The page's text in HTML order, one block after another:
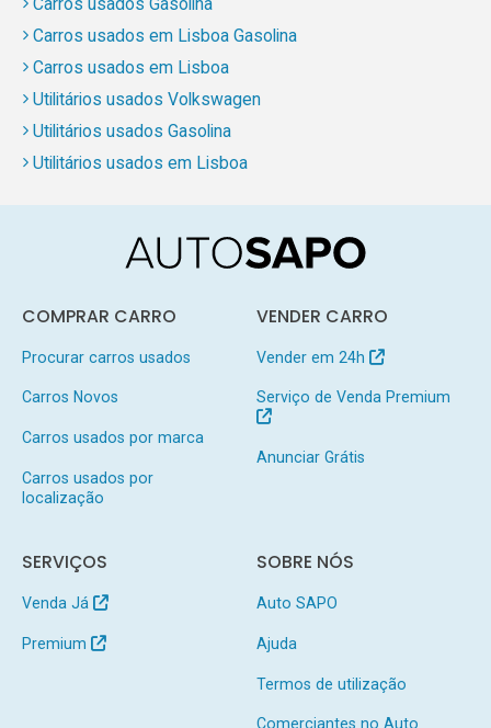
Carros usados em Lisboa Gasolina
Carros usados em Lisboa
Utilitários usados Volkswagen
Utilitários usados Gasolina
Utilitários usados em Lisboa
COMPRAR CARRO
Procurar carros usados
Carros Novos
Carros usados por marca
Carros usados por
localização
VENDER CARRO
Vender em 24h
Serviço de Venda Premium
Anunciar Grátis
SERVIÇOS
Venda Já
Premium
SOBRE NÓS
Auto SAPO
Ajuda
Termos de utilização
Comerciantes no Auto